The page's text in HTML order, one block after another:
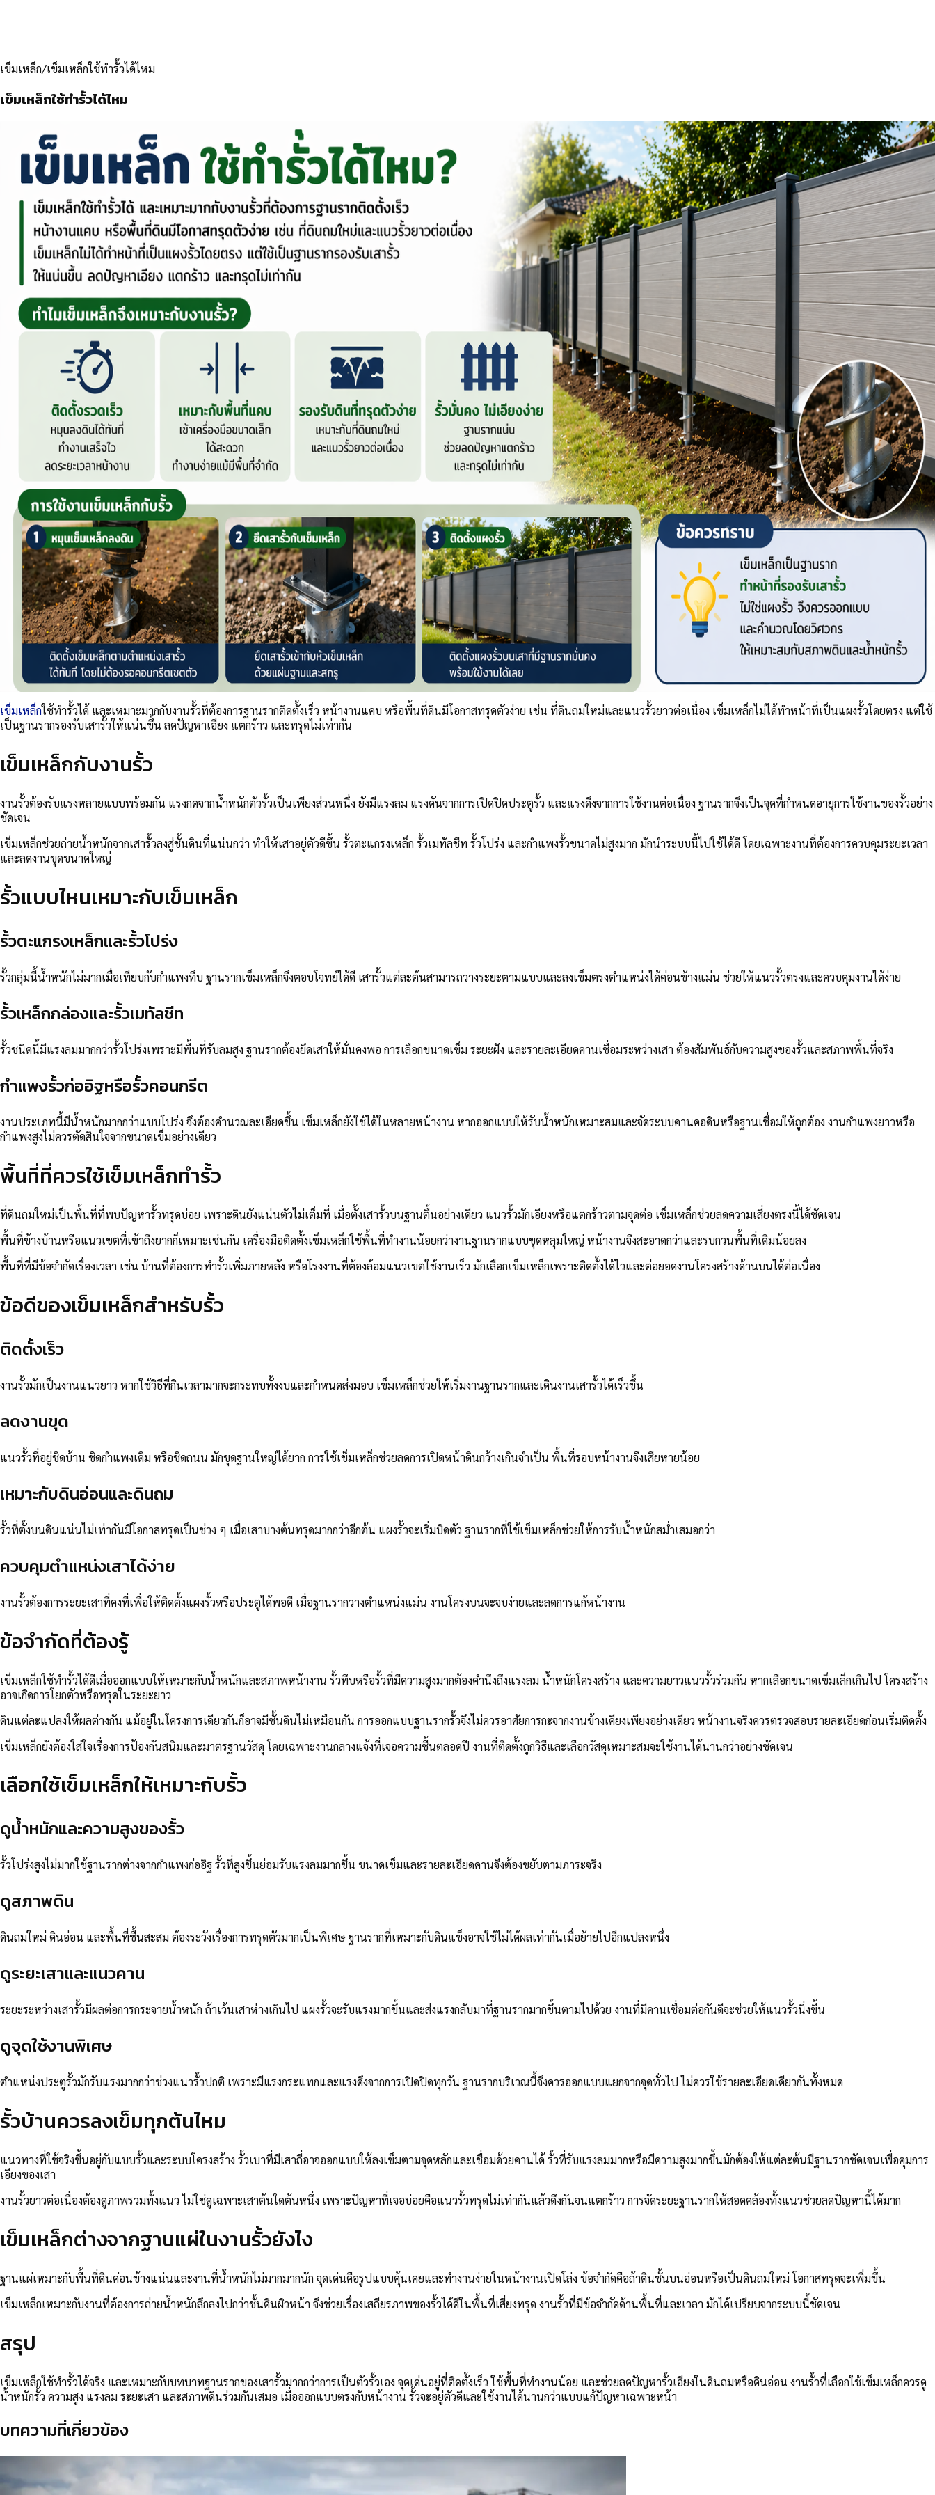
เข็มเหล็ก/เข็มเหล็กใช้ทำรั้วได้ไหม
เข็มเหล็กใช้ทำรั้วได้ไหม
เข็มเหล็กใช้ทำรั้วได้ และเหมาะมากกับงานรั้วที่ต้องการฐานรากติดตั้งเร็ว หน้างานแคบ หรือพื้นที่ดินมีโอกาสทรุดตัวง่าย เช่น ที่ดินถมใหม่และแนวรั้วยาวต่อเนื่อง เข็มเหล็กไม่ได้ทำหน้าที่เป็นแผงรั้วโดยตรง แต่ใช้
เป็นฐานรากรองรับเสารั้วให้แน่นขึ้น ลดปัญหาเอียง แตกร้าว และทรุดไม่เท่ากัน
เข็มเหล็กกับงานรั้ว
งานรั้วต้องรับแรงหลายแบบพร้อมกัน แรงกดจากน้ำหนักตัวรั้วเป็นเพียงส่วนหนึ่ง ยังมีแรงลม แรงดันจากการเปิดปิดประตูรั้ว และแรงดึงจากการใช้งานต่อเนื่อง ฐานรากจึงเป็นจุดที่กำหนดอายุการใช้งานของรั้วอย่าง
ชัดเจน
เข็มเหล็กช่วยถ่ายน้ำหนักจากเสารั้วลงสู่ชั้นดินที่แน่นกว่า ทำให้เสาอยู่ตัวดีขึ้น รั้วตะแกรงเหล็ก รั้วเมทัลชีท รั้วโปร่ง และกำแพงรั้วขนาดไม่สูงมาก มักนำระบบนี้ไปใช้ได้ดี โดยเฉพาะงานที่ต้องการควบคุมระยะเวลา
และลดงานขุดขนาดใหญ่
รั้วแบบไหนเหมาะกับเข็มเหล็ก
รั้วตะแกรงเหล็กและรั้วโปร่ง
รั้วกลุ่มนี้น้ำหนักไม่มากเมื่อเทียบกับกำแพงทึบ ฐานรากเข็มเหล็กจึงตอบโจทย์ได้ดี เสารั้วแต่ละต้นสามารถวางระยะตามแบบและลงเข็มตรงตำแหน่งได้ค่อนข้างแม่น ช่วยให้แนวรั้วตรงและควบคุมงานได้ง่าย
รั้วเหล็กกล่องและรั้วเมทัลชีท
รั้วชนิดนี้มีแรงลมมากกว่ารั้วโปร่งเพราะมีพื้นที่รับลมสูง ฐานรากต้องยึดเสาให้มั่นคงพอ การเลือกขนาดเข็ม ระยะฝัง และรายละเอียดคานเชื่อมระหว่างเสา ต้องสัมพันธ์กับความสูงของรั้วและสภาพพื้นที่จริง
กำแพงรั้วก่ออิฐหรือรั้วคอนกรีต
งานประเภทนี้มีน้ำหนักมากกว่าแบบโปร่ง จึงต้องคำนวณละเอียดขึ้น เข็มเหล็กยังใช้ได้ในหลายหน้างาน หากออกแบบให้รับน้ำหนักเหมาะสมและจัดระบบคานคอดินหรือฐานเชื่อมให้ถูกต้อง งานกำแพงยาวหรือ
กำแพงสูงไม่ควรตัดสินใจจากขนาดเข็มอย่างเดียว
พื้นที่ที่ควรใช้เข็มเหล็กทำรั้ว
ที่ดินถมใหม่เป็นพื้นที่ที่พบปัญหารั้วทรุดบ่อย เพราะดินยังแน่นตัวไม่เต็มที่ เมื่อตั้งเสารั้วบนฐานตื้นอย่างเดียว แนวรั้วมักเอียงหรือแตกร้าวตามจุดต่อ เข็มเหล็กช่วยลดความเสี่ยงตรงนี้ได้ชัดเจน
พื้นที่ข้างบ้านหรือแนวเขตที่เข้าถึงยากก็เหมาะเช่นกัน เครื่องมือติดตั้งเข็มเหล็กใช้พื้นที่ทำงานน้อยกว่างานฐานรากแบบขุดหลุมใหญ่ หน้างานจึงสะอาดกว่าและรบกวนพื้นที่เดิมน้อยลง
พื้นที่ที่มีข้อจำกัดเรื่องเวลา เช่น บ้านที่ต้องการทำรั้วเพิ่มภายหลัง หรือโรงงานที่ต้องล้อมแนวเขตใช้งานเร็ว มักเลือกเข็มเหล็กเพราะติดตั้งได้ไวและต่อยอดงานโครงสร้างด้านบนได้ต่อเนื่อง
ข้อดีของเข็มเหล็กสำหรับรั้ว
ติดตั้งเร็ว
งานรั้วมักเป็นงานแนวยาว หากใช้วิธีที่กินเวลามากจะกระทบทั้งงบและกำหนดส่งมอบ เข็มเหล็กช่วยให้เริ่มงานฐานรากและเดินงานเสารั้วได้เร็วขึ้น
ลดงานขุด
แนวรั้วที่อยู่ชิดบ้าน ชิดกำแพงเดิม หรือชิดถนน มักขุดฐานใหญ่ได้ยาก การใช้เข็มเหล็กช่วยลดการเปิดหน้าดินกว้างเกินจำเป็น พื้นที่รอบหน้างานจึงเสียหายน้อย
เหมาะกับดินอ่อนและดินถม
รั้วที่ตั้งบนดินแน่นไม่เท่ากันมีโอกาสทรุดเป็นช่วง ๆ เมื่อเสาบางต้นทรุดมากกว่าอีกต้น แผงรั้วจะเริ่มบิดตัว ฐานรากที่ใช้เข็มเหล็กช่วยให้การรับน้ำหนักสม่ำเสมอกว่า
ควบคุมตำแหน่งเสาได้ง่าย
งานรั้วต้องการระยะเสาที่คงที่เพื่อให้ติดตั้งแผงรั้วหรือประตูได้พอดี เมื่อฐานรากวางตำแหน่งแม่น งานโครงบนจะจบง่ายและลดการแก้หน้างาน
ข้อจำกัดที่ต้องรู้
เข็มเหล็กใช้ทำรั้วได้ดีเมื่อออกแบบให้เหมาะกับน้ำหนักและสภาพหน้างาน รั้วทึบหรือรั้วที่มีความสูงมากต้องคำนึงถึงแรงลม น้ำหนักโครงสร้าง และความยาวแนวรั้วร่วมกัน หากเลือกขนาดเข็มเล็กเกินไป โครงสร้าง
อาจเกิดการโยกตัวหรือทรุดในระยะยาว
ดินแต่ละแปลงให้ผลต่างกัน แม้อยู่ในโครงการเดียวกันก็อาจมีชั้นดินไม่เหมือนกัน การออกแบบฐานรากรั้วจึงไม่ควรอาศัยการกะจากงานข้างเคียงเพียงอย่างเดียว หน้างานจริงควรตรวจสอบรายละเอียดก่อนเริ่มติดตั้ง
เข็มเหล็กยังต้องใส่ใจเรื่องการป้องกันสนิมและมาตรฐานวัสดุ โดยเฉพาะงานกลางแจ้งที่เจอความชื้นตลอดปี งานที่ติดตั้งถูกวิธีและเลือกวัสดุเหมาะสมจะใช้งานได้นานกว่าอย่างชัดเจน
เลือกใช้เข็มเหล็กให้เหมาะกับรั้ว
ดูน้ำหนักและความสูงของรั้ว
รั้วโปร่งสูงไม่มากใช้ฐานรากต่างจากกำแพงก่ออิฐ รั้วที่สูงขึ้นย่อมรับแรงลมมากขึ้น ขนาดเข็มและรายละเอียดคานจึงต้องขยับตามภาระจริง
ดูสภาพดิน
ดินถมใหม่ ดินอ่อน และพื้นที่ชื้นสะสม ต้องระวังเรื่องการทรุดตัวมากเป็นพิเศษ ฐานรากที่เหมาะกับดินแข็งอาจใช้ไม่ได้ผลเท่ากันเมื่อย้ายไปอีกแปลงหนึ่ง
ดูระยะเสาและแนวคาน
ระยะระหว่างเสารั้วมีผลต่อการกระจายน้ำหนัก ถ้าเว้นเสาห่างเกินไป แผงรั้วจะรับแรงมากขึ้นและส่งแรงกลับมาที่ฐานรากมากขึ้นตามไปด้วย งานที่มีคานเชื่อมต่อกันดีจะช่วยให้แนวรั้วนิ่งขึ้น
ดูจุดใช้งานพิเศษ
ตำแหน่งประตูรั้วมักรับแรงมากกว่าช่วงแนวรั้วปกติ เพราะมีแรงกระแทกและแรงดึงจากการเปิดปิดทุกวัน ฐานรากบริเวณนี้จึงควรออกแบบแยกจากจุดทั่วไป ไม่ควรใช้รายละเอียดเดียวกันทั้งหมด
รั้วบ้านควรลงเข็มทุกต้นไหม
แนวทางที่ใช้จริงขึ้นอยู่กับแบบรั้วและระบบโครงสร้าง รั้วเบาที่มีเสาถี่อาจออกแบบให้ลงเข็มตามจุดหลักและเชื่อมด้วยคานได้ รั้วที่รับแรงลมมากหรือมีความสูงมากขึ้นมักต้องให้แต่ละต้นมีฐานรากชัดเจนเพื่อคุมการ
เอียงของเสา
งานรั้วยาวต่อเนื่องต้องดูภาพรวมทั้งแนว ไม่ใช่ดูเฉพาะเสาต้นใดต้นหนึ่ง เพราะปัญหาที่เจอบ่อยคือแนวรั้วทรุดไม่เท่ากันแล้วดึงกันจนแตกร้าว การจัดระยะฐานรากให้สอดคล้องทั้งแนวช่วยลดปัญหานี้ได้มาก
เข็มเหล็กต่างจากฐานแผ่ในงานรั้วยังไง
ฐานแผ่เหมาะกับพื้นที่ดินค่อนข้างแน่นและงานที่น้ำหนักไม่มากมากนัก จุดเด่นคือรูปแบบคุ้นเคยและทำงานง่ายในหน้างานเปิดโล่ง ข้อจำกัดคือถ้าดินชั้นบนอ่อนหรือเป็นดินถมใหม่ โอกาสทรุดจะเพิ่มขึ้น
เข็มเหล็กเหมาะกับงานที่ต้องการถ่ายน้ำหนักลึกลงไปกว่าชั้นดินผิวหน้า จึงช่วยเรื่องเสถียรภาพของรั้วได้ดีในพื้นที่เสี่ยงทรุด งานรั้วที่มีข้อจำกัดด้านพื้นที่และเวลา มักได้เปรียบจากระบบนี้ชัดเจน
สรุป
เข็มเหล็กใช้ทำรั้วได้จริง และเหมาะกับบทบาทฐานรากของเสารั้วมากกว่าการเป็นตัวรั้วเอง จุดเด่นอยู่ที่ติดตั้งเร็ว ใช้พื้นที่ทำงานน้อย และช่วยลดปัญหารั้วเอียงในดินถมหรือดินอ่อน งานรั้วที่เลือกใช้เข็มเหล็กควรดู
น้ำหนักรั้ว ความสูง แรงลม ระยะเสา และสภาพดินร่วมกันเสมอ เมื่อออกแบบตรงกับหน้างาน รั้วจะอยู่ตัวดีและใช้งานได้นานกว่าแบบแก้ปัญหาเฉพาะหน้า
บทความที่เกี่ยวข้อง